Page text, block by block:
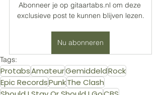
Abonneer je op gitaartabs.nl om deze
exclusieve post te kunnen blijven lezen.
Nu abonneren
Tags:
ProtabsAmateurGemiddeldRock
Epic RecordsPunkThe Clash